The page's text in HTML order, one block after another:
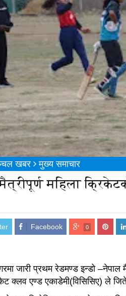
खबर मुख्य समाचार
महिला
Facebook 0
जारी प्रथम रेडमण्ड इन्डो –नेपाल
क्लव एण्ड एकाडेमी(विसिसिए) ले